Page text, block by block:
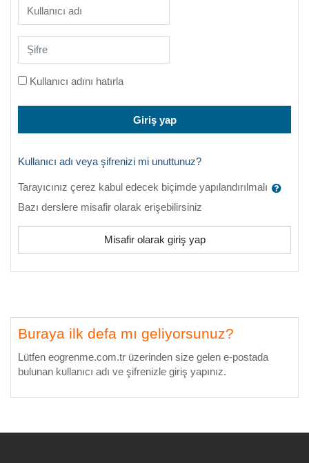
Kullanıcı adını hatırla
Giriş yap
Kullanıcı adı veya şifrenizi mi unuttunuz?
Tarayıcınız çerez kabul edecek biçimde yapılandırılmalı
Bazı derslere misafir olarak erişebilirsiniz
Misafir olarak giriş yap
Buraya ilk defa mı geliyorsunuz?
Lütfen eogrenme.com.tr üzerinden size gelen e-postada
bulunan kullanıcı adı ve şifrenizle giriş yapınız.